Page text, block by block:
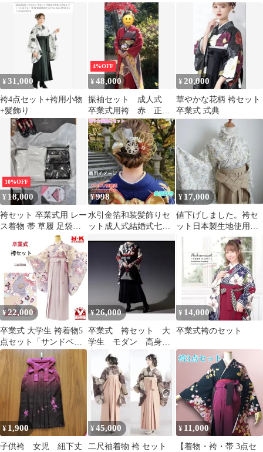
87cm【選べる4色】
¥31,000
袴4点セット+袴用小物
+髪飾り
4%OFF
¥48,000
振袖セット 成人式
卒業式用袴 赤 正
絹 振袖6点セット
¥ 20,000
華やかな花柄 袴セット
卒業式 式典
10%OFF
¥ 18,000
袴セット 卒業式用 レー
ス着物 帯 草履 足袋付
¥998
水引金箔和装髪飾りセ
ット成人式結婚式七五
¥17,000
値下げしました。袴セ
ット日本製生地使用
レース襟付き 卒業式
¥22,000
卒業式 大学生 袴着物5
点セット「サンドベー
ジュ系、牡丹」
RKSTGd913set
¥26,000
卒業式 袴セット 大
学生 モダン 高身
長 LL
¥ 14,000
卒業式袴のセット
¥ 1,900
子供袴 女児 紐下丈
¥45,000
二尺袖着物 袴 セット
¥ 11,000
【着物・袴・帯 3点セ